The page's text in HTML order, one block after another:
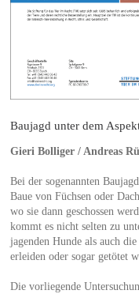
Baujagd unter dem
Gieri Bolliger / Andreas
Bei der sogenannten
Baue von Füchsen oder
wo sie dann geschossen
kommt es nicht selten zu
jagenden Hunde als auch
erleiden oder sogar getötet
Die vorliegende